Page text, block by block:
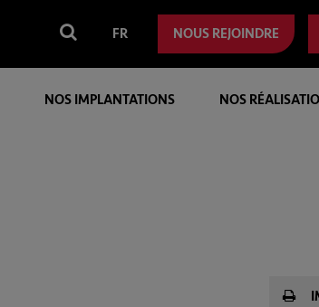
FR NOUS REJOINDRE
NOS IMPLANTATIONS NOS